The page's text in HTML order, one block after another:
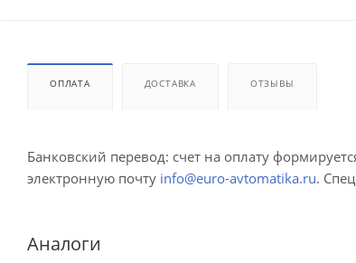
ОПЛАТА ДОСТАВКА ОТЗЫВЫ
Банковский перевод: счет на оплату
электронную почту info@euro-avtomatika.ru.
Аналоги